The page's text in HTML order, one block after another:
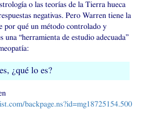
o las teorías de la Tierra hueca
negativas. Pero Warren tiene la
por qué un método controlado y
una “herramienta de estudio adecuada”
¿qué lo es?
backpage.ns?id=mg18725154.500